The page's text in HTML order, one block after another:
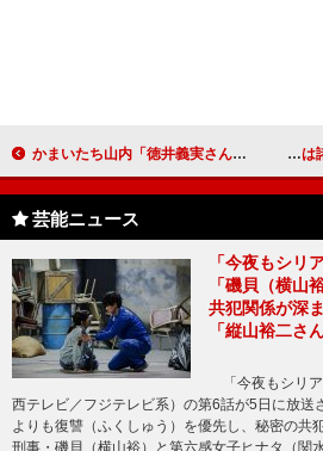
かまいたち山内「徳井義実さんに紹介したい」 確定申告アプリでシミュレーションを体験 橋本環
芸能ニュース
「今夜もシリ
「磯貝（横山
共犯関係が深
「縦山裕二さ
「今夜もシリ
西テレビ／フジテレビ系）の第6話が5日に放
よりも復讐（ふくしゅう）を優先し、秘密の共
刑事・磯貝（横山裕）と第六感女子ヒナタ（関